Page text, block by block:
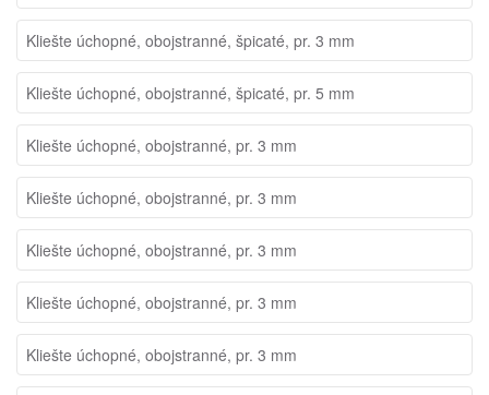
Kliešte úchopné, obojstranné, špicaté, pr. 3 mm
Kliešte úchopné, obojstranné, špicaté, pr. 5 mm
Kliešte úchopné, obojstranné, pr. 3 mm
Kliešte úchopné, obojstranné, pr. 3 mm
Kliešte úchopné, obojstranné, pr. 3 mm
Kliešte úchopné, obojstranné, pr. 3 mm
Kliešte úchopné, obojstranné, pr. 3 mm